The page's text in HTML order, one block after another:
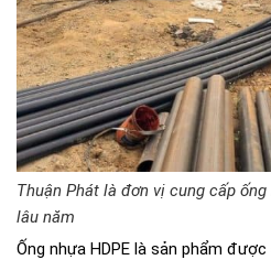
Thuận Phát là đơn vị cung cấp
lâu năm
Ống nhựa HDPE là sản phẩm